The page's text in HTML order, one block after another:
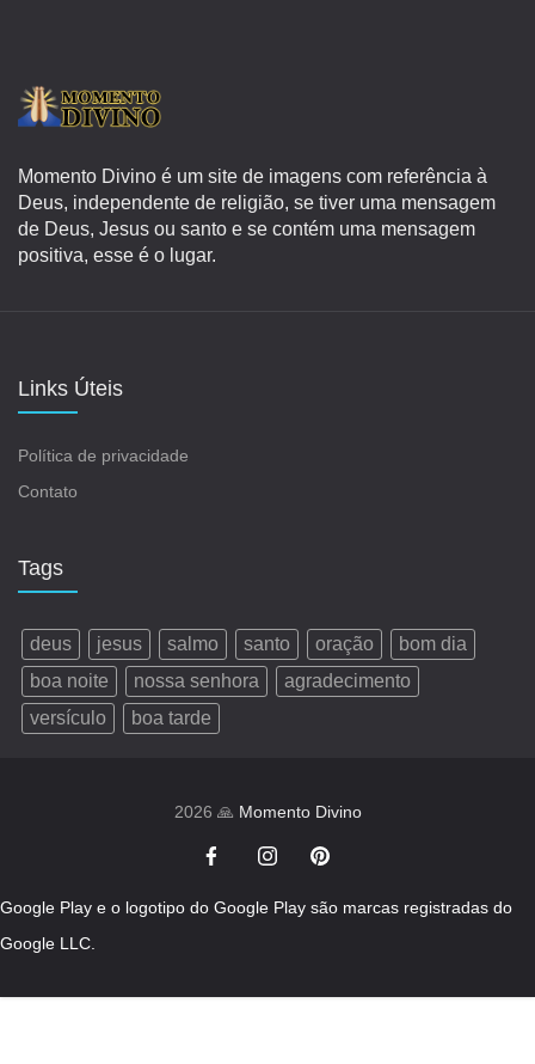
Momento Divino é um site de imagens com referência à
Deus, independente de religião, se tiver uma mensagem
de Deus, Jesus ou santo e se contém uma mensagem
positiva, esse é o lugar.
Links Úteis
Política de privacidade
Contato
Tags
deus jesus salmo santo oração
bom dia
boa noite
nossa senhora
agradecimento
versículo
boa tarde
2026 🙏 Momento Divino
Google Play e o logotipo do Google Play são marcas registradas do
Google LLC.